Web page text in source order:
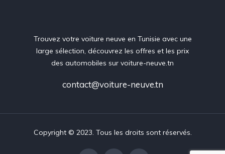
Trouvez votre voiture neuve en Tunisie avec une
large sélection, découvrez les offres et les prix
des automobiles sur voiture-neuve.tn
contact@voiture-neuve.tn
Copyright © 2023. Tous les droits sont réservés.